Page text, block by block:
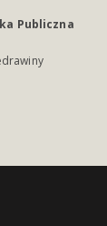
Publiczna